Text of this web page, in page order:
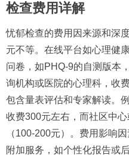
检查费用详解
忧郁检查的费用因来源和深
元不等。在线平台如心理健
问卷，如PHQ-9的自测版本
询机构或医院的心理科，收
包含量表评估和专家解读。
收费300元左右，而社区中
（100-200元）。费用影响
附加服务，如个性化报告或